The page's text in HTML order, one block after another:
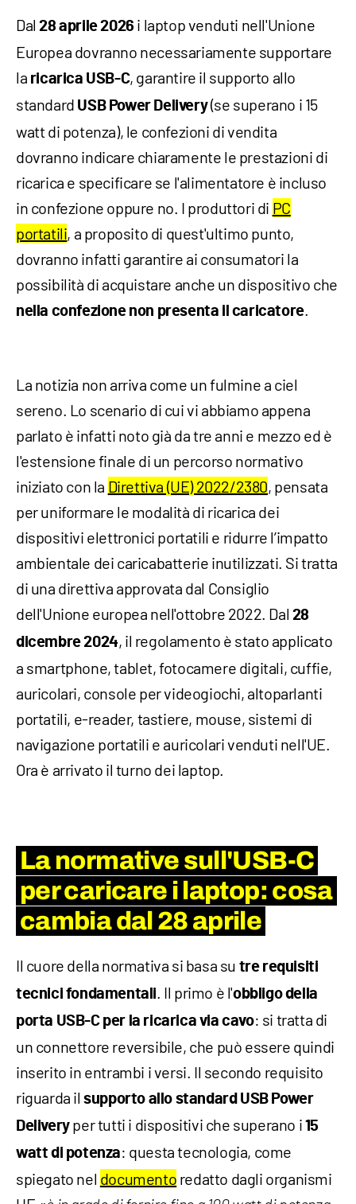
Dal28 aprile 2026 i laptop venduti nell'Unione
Europea dovranno necessariamente supportare
la ricarica USB-C, garantire il supporto allo
standard USB Power Delivery(se superano i 15
watt di potenza), le confezioni di vendita
dovranno indicare chiaramente le prestazioni di
ricarica e specificare se l'alimentatore è incluso
in confezione oppure no. I produttori di PC
portatili, a proposito di quest'ultimo punto,
dovranno infatti garantire ai consumatori la
possibilità di acquistare anche un dispositivo che
nella confezione non presenta il caricatore.
La notizia non arriva come un fulmine a ciel
sereno. Lo scenario di cui vi abbiamo appena
parlato è infatti noto già da tre anni e mezzo ed è
l'estensione finale di un percorso normativo
iniziato con la Direttiva (UE) 2022/2380, pensata
per uniformare le modalità di ricarica dei
dispositivi elettronici portatili e ridurre l’impatto
ambientale dei caricabatterie inutilizzati. Si tratta
di una direttiva approvata dal Consiglio
dell'Unione europea nell'ottobre 2022. Dal 28
dicembre 2024, il regolamento è stato applicato
a smartphone, tablet, fotocamere digitali, cuffie,
auricolari, console per videogiochi, altoparlanti
portatili, e-reader, tastiere, mouse, sistemi di
navigazione portatili e auricolari venduti nell'UE.
Ora è arrivato il turno dei laptop.
La normative sull'USB-C
per caricare i laptop: cosa
cambia dal 28 aprile
Il cuore della normativa si basa su tre requisiti
tecnici fondamentali. Il primo è l'obbligo della
porta USB-C per la ricarica via cavo: si tratta di
un connettore reversibile, che può essere quindi
inserito in entrambi i versi. Il secondo requisito
riguarda ilsupporto allo standard USB Power
Deliveryper tutti i dispositivi che superano i 15
watt di potenza: questa tecnologia, come
spiegato nel documento redatto dagli organismi